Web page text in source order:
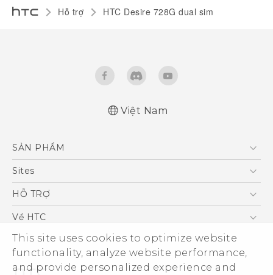
This site uses cookies to optimize website
functionality, analyze website performance,
and provide personalized experience and
Hỗ trợ HTC Desire 728G dual sim‎
Việt Nam
SẢN PHẨM
5G
Điện Thoại Thông Minh
VIVE
Sites
HTC Dev
HỖ TRỢ
Trung tâm hỗ trợ
Hỗ trợ bảo hành HTC
Về HTC
ESG
Nhà đầu tư